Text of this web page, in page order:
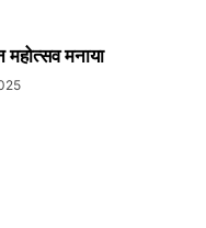
महोत्सव मनाया